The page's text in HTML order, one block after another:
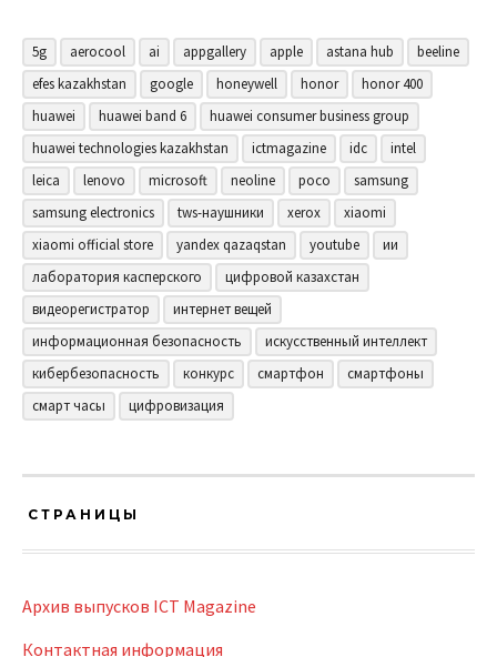
5g aerocool ai appgallery apple astana hub
beeline
efes kazakhstan
google honeywell honor
honor 400
huawei
huawei band 6
huawei consumer business group
huawei technologies kazakhstan
ictmagazine idc
intel
leica
lenovo microsoft neoline poco
samsung
samsung electronics
tws-наушники xerox
xiaomi
xiaomi official store
yandex qazaqstan youtube
ии
лаборатория касперского
цифровой казахстан
видеорегистратор
интернет вещей
информационная безопасность
искусственный интеллект
кибербезопасность
конкурс смартфон
смартфоны
смарт часы
цифровизация
СТРАНИЦЫ
Архив выпусков ICT Magazine
Контактная информация